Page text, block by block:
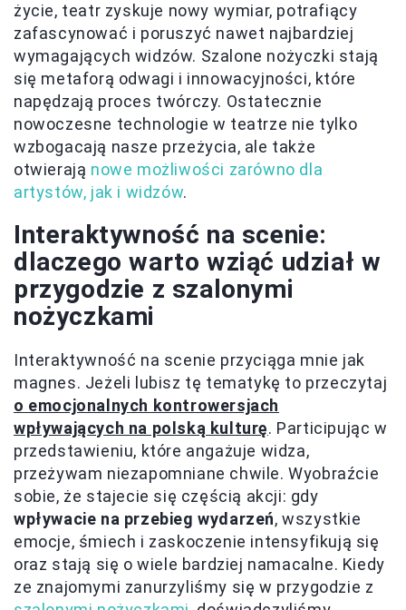
życie, teatr zyskuje nowy wymiar, potrafiący
zafascynować i poruszyć nawet najbardziej
wymagających widzów. Szalone nożyczki stają
się metaforą odwagi i innowacyjności, które
napędzają proces twórczy. Ostatecznie
nowoczesne technologie w teatrze nie tylko
wzbogacają nasze przeżycia, ale także
otwierają nowe możliwości zarówno dla
artystów, jak i widzów.
Interaktywność na scenie:
dlaczego warto wziąć udział w
przygodzie z szalonymi
nożyczkami
Interaktywność na scenie przyciąga mnie jak
magnes. Jeżeli lubisz tę tematykę to przeczytaj
o emocjonalnych kontrowersjach
wpływających na polską kulturę. Participując w
przedstawieniu, które angażuje widza,
przeżywam niezapomniane chwile. Wyobraźcie
sobie, że stajecie się częścią akcji: gdy
wpływacie na przebieg wydarzeń, wszystkie
emocje, śmiech i zaskoczenie intensyfikują się
oraz stają się o wiele bardziej namacalne. Kiedy
ze znajomymi zanurzyliśmy się w przygodzie z